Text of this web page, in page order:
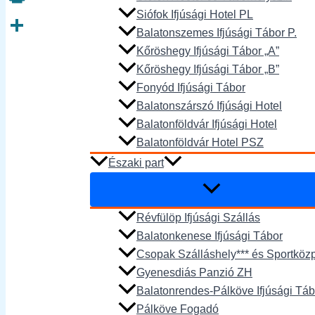
Siófok Ifjúsági Hotel PL
Balatonszemes Ifjúsági Tábor P.
Kőröshegy Ifjúsági Tábor „A”
Kőröshegy Ifjúsági Tábor „B”
Fonyód Ifjúsági Tábor
Balatonszárszó Ifjúsági Hotel
Balatonföldvár Ifjúsági Hotel
Balatonföldvár Hotel PSZ
Északi part
Révfülöp Ifjúsági Szállás
Balatonkenese Ifjúsági Tábor
Csopak Szálláshely*** és
Gyenesdiás Panzió ZH
Balatonrendes-Pálköve Ifjúsági
Pálköve Fogadó
Print